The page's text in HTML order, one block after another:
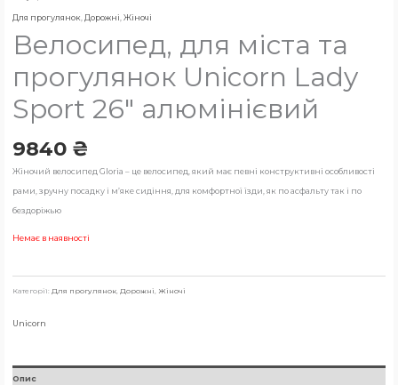
Для прогулянок Дорожні Жіночі
Велосипед, для міста та
прогулянок Unicorn Lady
Sport 26″ алюмінієвий
9840 ₴
Жіночий велосипед Gloria – це велосипед, який має певні конструктивні особливості
рами, зручну посадку і м’яке сидіння, для комфортної їзди, як по асфальту так і по
бездоріжью
Немає в наявності
Категорії: Для прогулянок, Дорожні Жіночі
Unicorn
Опис